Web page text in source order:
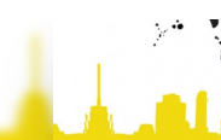
初回30日間無料お試し